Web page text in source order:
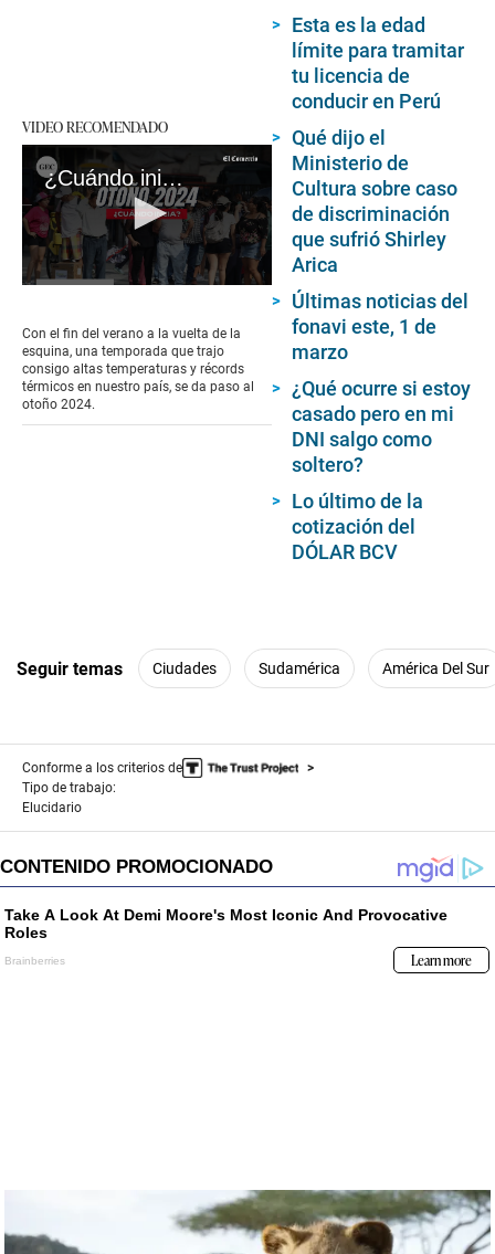
VIDEO RECOMENDADO
¿Cuándo inicia el otoño 2024 en el Perú?
of
1
minute,
53
seconds
Con el fin del verano a la vuelta de la
esquina, una temporada que trajo
consigo altas temperaturas y récords
térmicos en nuestro país, se da paso al
otoño 2024.
Esta es la edad
límite para tramitar
tu licencia de
conducir en Perú
Qué dijo el
Ministerio de
Cultura sobre caso
de discriminación
que sufrió Shirley
Arica
Últimas noticias del
fonavi este, 1 de
marzo
¿Qué ocurre si estoy
casado pero en mi
DNI salgo como
soltero?
Lo último de la
cotización del
DÓLAR BCV
Seguir temas Ciudades Sudamérica América Del Sur
Conforme a los criterios de
Tipo de trabajo:
Elucidario